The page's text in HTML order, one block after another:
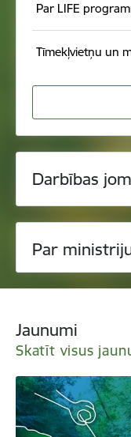
Par LIFE
Tīmekļvietņu un
Darbības
Par
Jaunumi
Skatīt visus